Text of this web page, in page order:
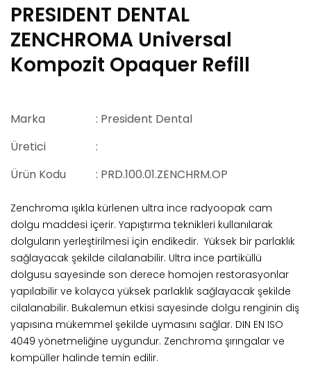
PRESIDENT DENTAL
ZENCHROMA Universal
Kompozit Opaquer Refill
Marka
: President Dental
Üretici
:
Ürün Kodu
: PRD.100.01.ZENCHRM.OP
Zenchroma ışıkla kürlenen ultra ince radyoopak cam
dolgu maddesi içerir. Yapıştırma teknikleri kullanılarak
dolguların yerleştirilmesi için endikedir. Yüksek bir parlaklık
sağlayacak şekilde cilalanabilir. Ultra ince partiküllü
dolgusu sayesinde son derece homojen restorasyonlar
yapılabilir ve kolayca yüksek parlaklık sağlayacak şekilde
cilalanabilir. Bukalemun etkisi sayesinde dolgu renginin diş
yapısına mükemmel şekilde uymasını sağlar. DIN EN ISO
4049 yönetmeliğine uygundur. Zenchroma şırıngalar ve
kompüller halinde temin edilir.